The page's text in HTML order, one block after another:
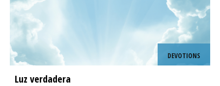
DEVOTIONS
Luz verdadera